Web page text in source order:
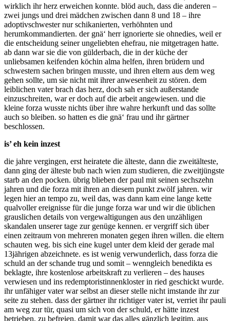
wirklich ihr herz erweichen konnte. blöd auch, dass die anderen –
zwei jungs und drei mädchen zwischen dann 8 und 18 – ihre
adoptivschwester nur schikanierten, verhöhnten und
herumkommandierten. der gnä‘ herr ignorierte sie ohnedies, weil er
die entscheidung seiner ungeliebten ehefrau, nie mitgetragen hatte.
ab dann war sie die von gülderbach, die in der küche der
unliebsamen keifenden köchin alma helfen, ihren brüdern und
schwestern sachen bringen musste, und ihren eltern aus dem weg
gehen sollte, um sie nicht mit ihrer anwesenheit zu stören. dem
leiblichen vater brach das herz, doch sah er sich außerstande
einzuschreiten, war er doch auf die arbeit angewiesen. und die
kleine forza wusste nichts über ihre wahre herkunft und das sollte
auch so bleiben. so hatten es die gnä‘ frau und ihr gärtner
beschlossen.
is’ eh kein inzest
die jahre vergingen, erst heiratete die älteste, dann die zweitälteste,
dann ging der älteste bub nach wien zum studieren, die zweitjüngste
starb an den pocken. übrig blieben der paul mit seinen sechszehn
jahren und die forza mit ihren an diesem punkt zwölf jahren. wir
legen hier an tempo zu, weil das, was dann kam eine lange kette
qualvoller ereignisse für die junge forza war und wir die üblichen
grauslichen details von vergewaltigungen aus den unzähligen
skandalen unserer tage zur genüge kennen. er vergriff sich über
einen zeitraum von mehreren monaten gegen ihren willen. die eltern
schauten weg. bis sich eine kugel unter dem kleid der gerade mal
13jährigen abzeichnete. es ist wenig verwunderlich, dass forza die
schuld an der schande trug und somit – wenngleich benedikta es
beklagte, ihre kostenlose arbeitskraft zu verlieren – des hauses
verwiesen und ins redemptoristinnenkloster in ried geschickt wurde.
ihr unfähiger vater war selbst an dieser stelle nicht imstande ihr zur
seite zu stehen. dass der gärtner ihr richtiger vater ist, verriet ihr pauli
am weg zur tür, quasi um sich von der schuld, er hätte inzest
betrieben, zu befreien. damit war das alles gänzlich legitim. aus